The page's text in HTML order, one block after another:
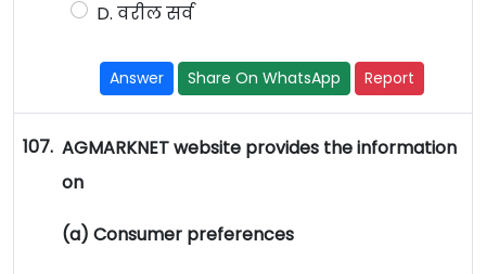
D. वरील सर्व
Answer Share On WhatsApp Report
107. AGMARKNET website provides the information
on
(a) Consumer preferences